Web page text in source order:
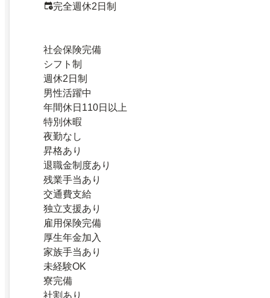
完全週休2日制
社会保険完備
シフト制
週休2日制
男性活躍中
年間休日110日以上
特別休暇
夜勤なし
昇格あり
退職金制度あり
残業手当あり
交通費支給
独立支援あり
雇用保険完備
厚生年金加入
家族手当あり
未経験OK
寮完備
社割あり